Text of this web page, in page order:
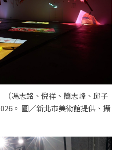
馮志銘、倪祥、簡志峰、邱子
。 圖／新北市美術館提供、攝